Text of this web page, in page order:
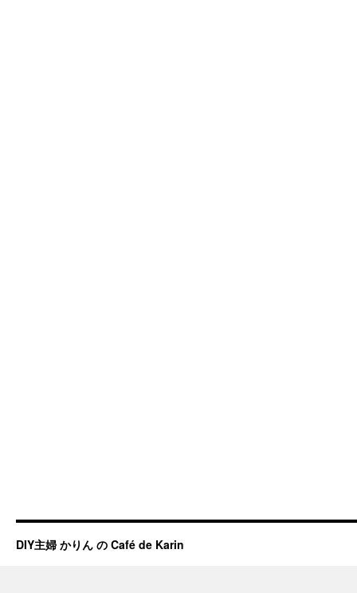
DIY主婦 かりん の Café de Karin